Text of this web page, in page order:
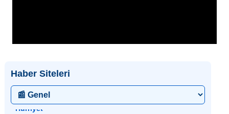
Haber Siteleri
• Hürriyet